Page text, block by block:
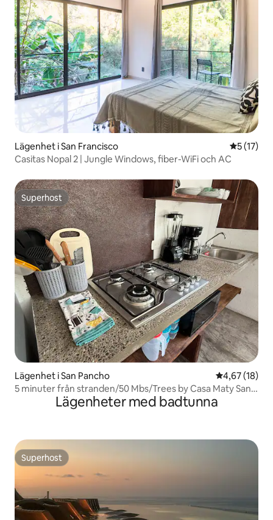
Lägenhet i San Francisco 5 av 5 i
5 (17)
Casitas Nopal 2 | Jungle Windows, fiber-WiFi och AC
Superhost
Superhost
Lägenhet i San Pancho 4,67 av 5 i
4,67 (18)
5 minuter från stranden/50 Mbs/Trees by Casa Maty San
Lägenheter med badtunna
Superhost
Superhost